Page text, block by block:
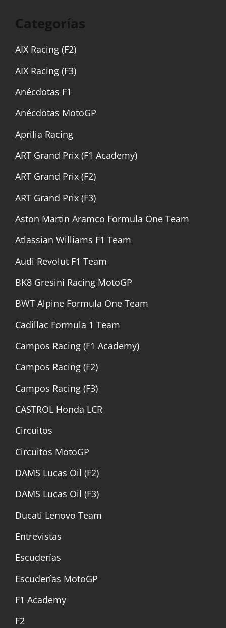
Categorías
AIX Racing (F2)
AIX Racing (F3)
Anécdotas F1
Anécdotas MotoGP
Aprilia Racing
ART Grand Prix (F1 Academy)
ART Grand Prix (F2)
ART Grand Prix (F3)
Aston Martin Aramco Formula One Team
Atlassian Williams F1 Team
Audi Revolut F1 Team
BK8 Gresini Racing MotoGP
BWT Alpine Formula One Team
Cadillac Formula 1 Team
Campos Racing (F1 Academy)
Campos Racing (F2)
Campos Racing (F3)
CASTROL Honda LCR
Circuitos
Circuitos MotoGP
DAMS Lucas Oil (F2)
DAMS Lucas Oil (F3)
Ducati Lenovo Team
Entrevistas
Escuderías
Escuderías MotoGP
F1 Academy
F2